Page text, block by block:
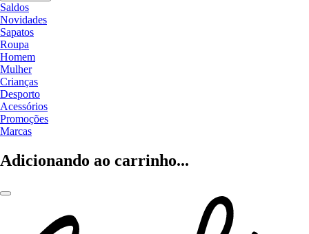
Saldos
Novidades
Sapatos
Roupa
Homem
Mulher
Crianças
Desporto
Acessórios
Promoções
Marcas
Adicionando ao carrinho...